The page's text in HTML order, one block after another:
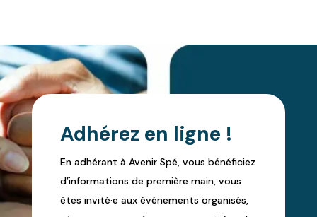
Adhérez en ligne !
En adhérant à Avenir Spé, vous bénéficiez
d’informations de première main, vous
êtes invité·e aux événements organisés,